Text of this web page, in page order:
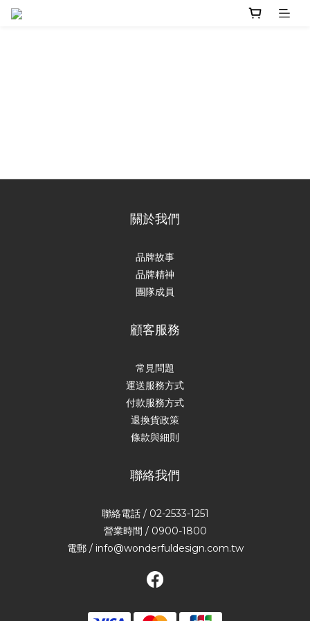
關於我們
品牌故事
品牌精神
團隊成員
顧客服務
常見問題
運送服務方式
付款服務方式
退換貨政策
條款與細則
聯絡我們
聯絡電話 / 02-2533-1251
營業時間 / 0900-1800
電郵 / info@wonderfuldesign.com.tw